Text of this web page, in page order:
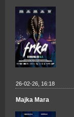
26-02-26, 16:18
Majka Mara